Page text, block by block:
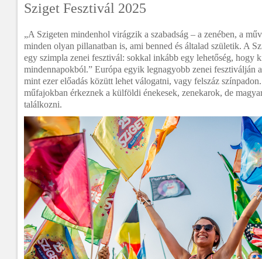
Sziget Fesztivál 2025
„A Szigeten mindenhol virágzik a szabadság – a zenében, a
minden olyan pillanatban is, ami benned és általad születik. A
egy szimpla zenei fesztivál: sokkal inkább egy lehetőség, hogy
mindennapokból.” Európa egyik legnagyobb zenei fesztiválján
mint ezer előadás közütt lehet válogatni, vagy felszáz
műfajokban érkeznek a külföldi énekesek, zenekarok, de
találkozni.